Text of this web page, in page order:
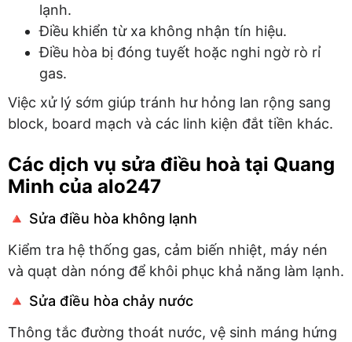
lạnh.
Điều khiển từ xa không nhận tín hiệu.
Điều hòa bị đóng tuyết hoặc nghi ngờ rò rỉ
gas.
Việc xử lý sớm giúp tránh hư hỏng lan rộng sang
block, board mạch và các linh kiện đắt tiền khác.
Các dịch vụ sửa điều hoà tại Quang
Minh của alo247
🔺 Sửa điều hòa không lạnh
Kiểm tra hệ thống gas, cảm biến nhiệt, máy nén
và quạt dàn nóng để khôi phục khả năng làm lạnh.
🔺 Sửa điều hòa chảy nước
Thông tắc đường thoát nước, vệ sinh máng hứng